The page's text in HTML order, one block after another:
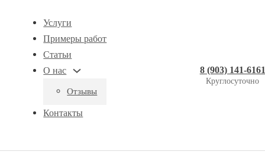
Услуги
Примеры работ
Статьи
О нас
Отзывы
Контакты
8 (903) 141-6161
Круглосуточно